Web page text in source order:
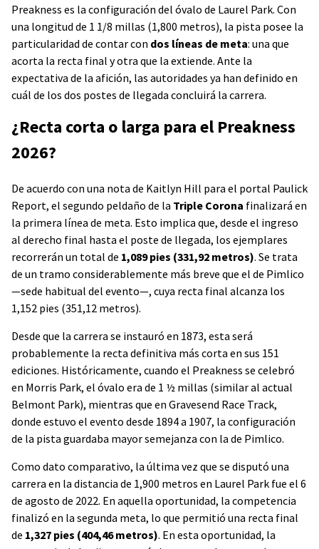
Preakness es la configuración del óvalo de Laurel Park. Con
una longitud de 1 1/8 millas (1,800 metros), la pista posee la
particularidad de contar con dos líneas de meta: una que
acorta la recta final y otra que la extiende. Ante la
expectativa de la afición, las autoridades ya han definido en
cuál de los dos postes de llegada concluirá la carrera.
¿Recta corta o larga para el Preakness
2026?
De acuerdo con una nota de Kaitlyn Hill para el portal Paulick
Report, el segundo peldaño de la Triple Corona finalizará en
la primera línea de meta. Esto implica que, desde el ingreso
al derecho final hasta el poste de llegada, los ejemplares
recorrerán un total de 1,089 pies (331,92 metros). Se trata
de un tramo considerablemente más breve que el de Pimlico
—sede habitual del evento—, cuya recta final alcanza los
1,152 pies (351,12 metros).
Desde que la carrera se instauró en 1873, esta será
probablemente la recta definitiva más corta en sus 151
ediciones. Históricamente, cuando el Preakness se celebró
en Morris Park, el óvalo era de 1 ½ millas (similar al actual
Belmont Park), mientras que en Gravesend Race Track,
donde estuvo el evento desde 1894 a 1907, la configuración
de la pista guardaba mayor semejanza con la de Pimlico.
Como dato comparativo, la última vez que se disputó una
carrera en la distancia de 1,900 metros en Laurel Park fue el 6
de agosto de 2022. En aquella oportunidad, la competencia
finalizó en la segunda meta, lo que permitió una recta final
de 1,327 pies (404,46 metros). En esta oportunidad, la